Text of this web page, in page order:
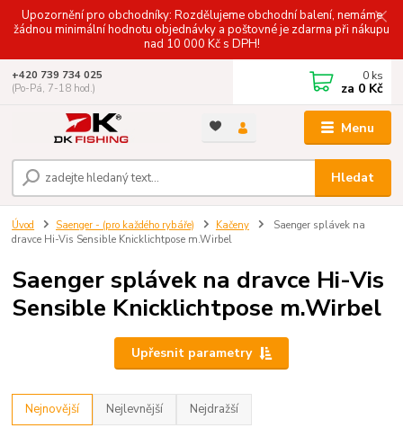
Upozornění pro obchodníky: Rozdělujeme obchodní balení, nemáme
žádnou minimální hodnotu objednávky a poštovné je zdarma při nákupu
nad 10 000 Kč s DPH!
Menu
Hledat
+420 739 734 025
(Po-Pá, 7-18 hod.)
0 ks
za 0 Kč
Úvod Saenger - (pro každého rybáře) Kačeny
Saenger splávek na
dravce Hi-Vis Sensible Knicklichtpose m.Wirbel
Saenger splávek na dravce Hi-Vis
Sensible Knicklichtpose m.Wirbel
Upřesnit parametry
Nejnovější Nejlevnější Nejdražší